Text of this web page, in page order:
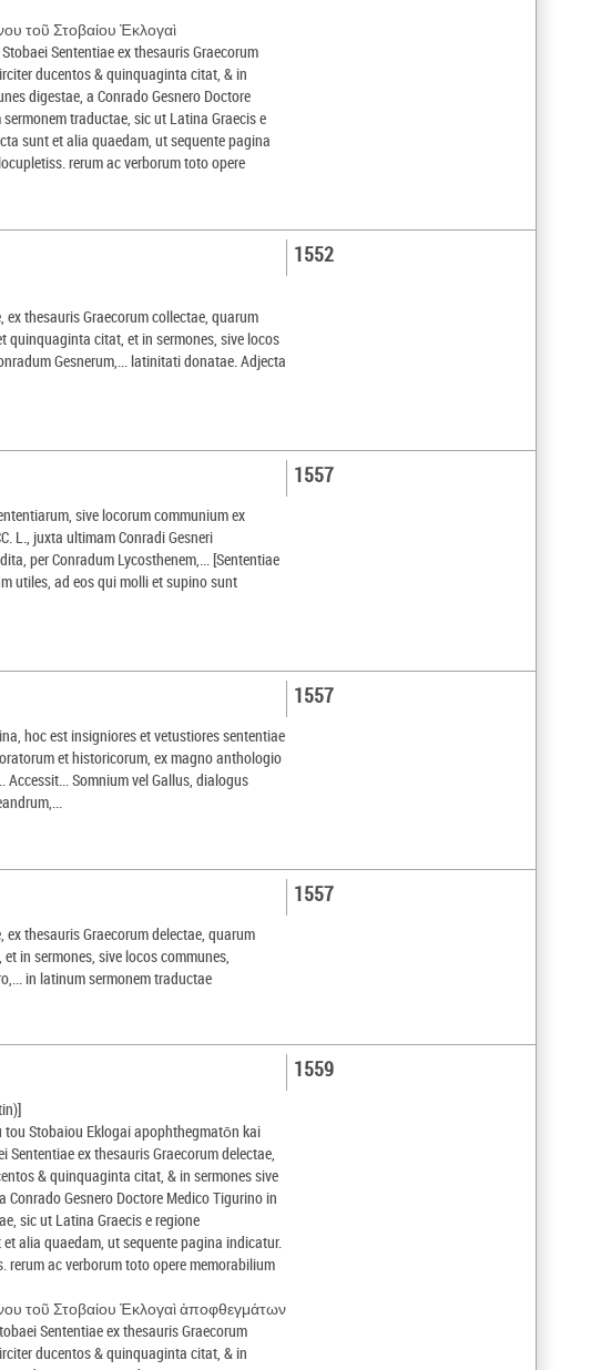
τοῦ Στοβαίου Ἐκλογαὶ
Sententiae ex thesauris Graecorum
ducentos & quinquaginta citat, & in
digestae, a Conrado Gesnero Doctore
traductae, sic ut Latina Graecis e
sunt et alia quaedam, ut sequente pagina
rerum ac verborum toto opere
thesauris Graecorum collectae, quarum
quinquaginta citat, et in sermones, sive locos
Gesnerum,... latinitati donatae. Adjecta
1552
sive locorum communium ex
L., juxta ultimam Conradi Gesneri
per Conradum Lycosthenem,... [Sententiae
utiles, ad eos qui molli et supino sunt
1557
hoc est insigniores et vetustiores sententiae
et historicorum, ex magno anthologio
Accessit... Somnium vel Gallus, dialogus
1557
thesauris Graecorum delectae, quarum
in sermones, sive locos communes,
in latinum sermonem traductae
1557
Stobaiou Eklogai apophthegmatōn kai
ex thesauris Graecorum delectae,
& quinquaginta citat, & in sermones sive
Conrado Gesnero Doctore Medico Tigurino in
sic ut Latina Graecis e regione
alia quaedam, ut sequente pagina indicatur.
rerum ac verborum toto opere memorabilium
τοῦ Στοβαίου Ἐκλογαὶ ἀποφθεγμάτων
Sententiae ex thesauris Graecorum
ducentos & quinquaginta citat, & in
1559